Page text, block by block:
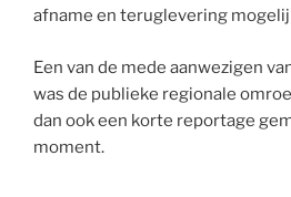
afname en teruglevering
Een van de mede aanwezigen
was de publieke regionale
dan ook een korte reportage
moment.